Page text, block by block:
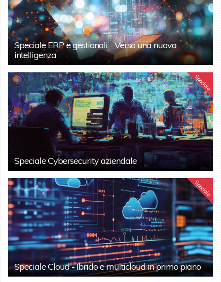
Speciale ERP e gestionali - Verso una nuova
intelligenza
Speciale
Speciale Cybersecurity aziendale
Speciale
Speciale Cloud - Ibrido e multicloud in primo piano